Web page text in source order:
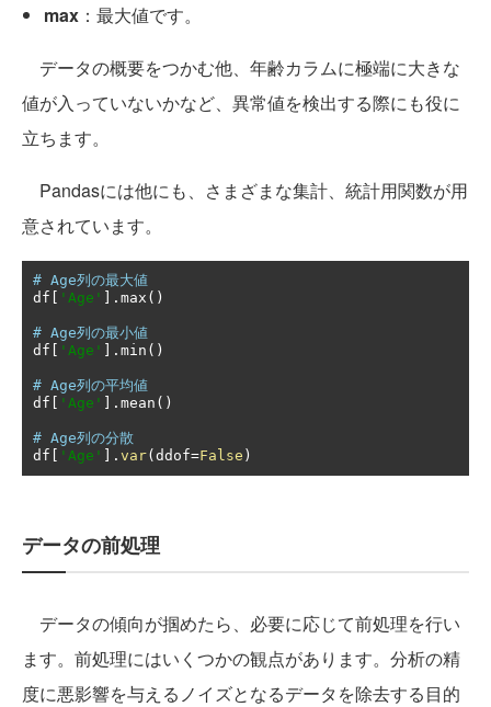
max ：最大値です。
データの概要をつかむ他、年齢カラムに極端に大きな
値が入っていないかなど、異常値を検出する際にも役に
立ちます。
Pandasには他にも、さまざまな集計、統計用関数が用
意されています。
# Age列の最大値
df [ 'Age' ]. max ()
# Age列の最小値
df [ 'Age' ]. min ()
# Age列の平均値
df [ 'Age' ]. mean ()
# Age列の分散
df [ 'Age' ]. var(ddof=False )
データの前処理
データの傾向が掴めたら、必要に応じて前処理を行い
ます。前処理にはいくつかの観点があります。分析の精
度に悪影響を与えるノイズとなるデータを除去する目的